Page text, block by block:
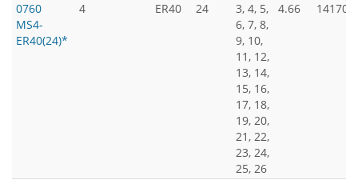
0760
MS4-
ER40(24)*
4 ER40 24
3, 4, 5,
6, 7, 8,
9, 10,
11, 12,
13, 14,
15, 16,
17, 18,
19, 20,
21, 22,
23, 24,
25, 26
4.66 14170